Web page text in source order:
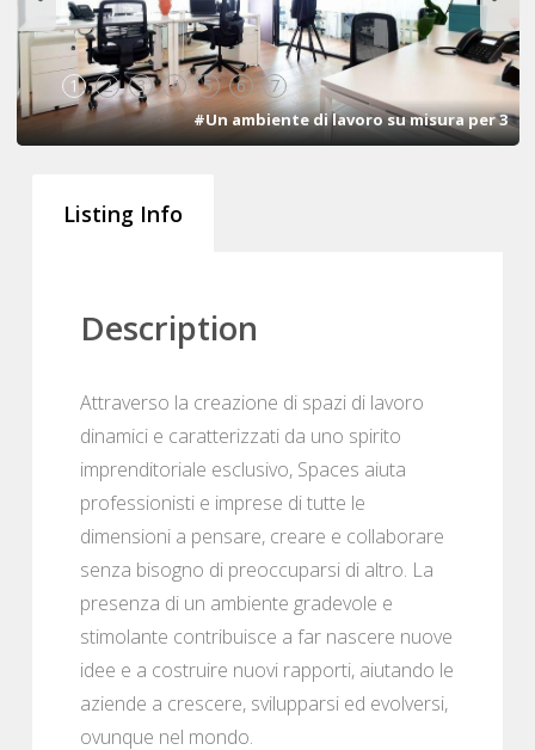
1 2 3 4 5 6 7
#Un ambiente di lavoro su misura per 3
Listing Info
Description
Attraverso la creazione di spazi di lavoro
dinamici e caratterizzati da uno spirito
imprenditoriale esclusivo, Spaces aiuta
professionisti e imprese di tutte le
dimensioni a pensare, creare e collaborare
senza bisogno di preoccuparsi di altro. La
presenza di un ambiente gradevole e
stimolante contribuisce a far nascere nuove
idee e a costruire nuovi rapporti, aiutando le
aziende a crescere, svilupparsi ed evolversi,
ovunque nel mondo.